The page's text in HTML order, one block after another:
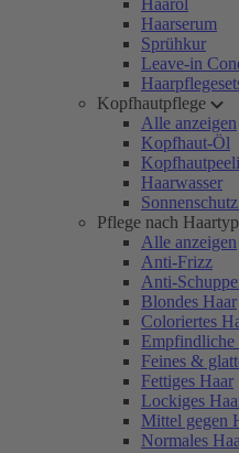
Haaröl
Haarserum
Sprühkur
Leave-in
Kopfhautpflege
Alle anzeigen
Kopfhaut-Öl
Haarwasser
Pflege nach Haartyp
Alle anzeigen
Anti-Frizz
Anti-
Blondes Haar
Coloriertes
Feines &
Fettiges Haar
Lockiges
Mittel gegen
Normales